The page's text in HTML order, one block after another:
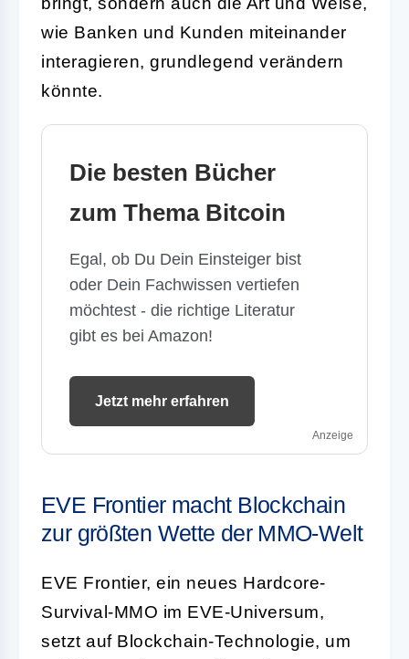
wie Banken und Kunden miteinander
interagieren, grundlegend verändern
könnte.
Die besten Bücher
zum Thema Bitcoin
Egal, ob Du Dein Einsteiger bist
oder Dein Fachwissen vertiefen
möchtest - die richtige Literatur
gibt es bei Amazon!
Jetzt mehr erfahren
Anzeige
EVE Frontier macht Blockchain
zur größten Wette der MMO-Welt
EVE Frontier, ein neues Hardcore-
Survival-MMO im EVE-Universum,
setzt auf Blockchain-Technologie, um